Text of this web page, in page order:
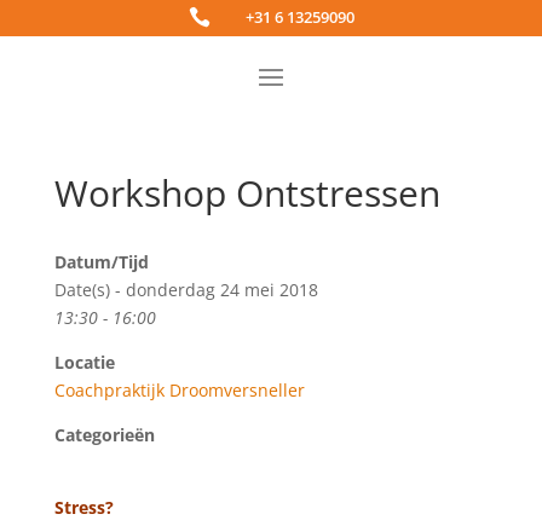
 +31 6 13259090
Workshop Ontstressen
Datum/Tijd
Date(s) - donderdag 24 mei 2018
13:30 - 16:00
Locatie
Coachpraktijk Droomversneller
Categorieën
Stress?